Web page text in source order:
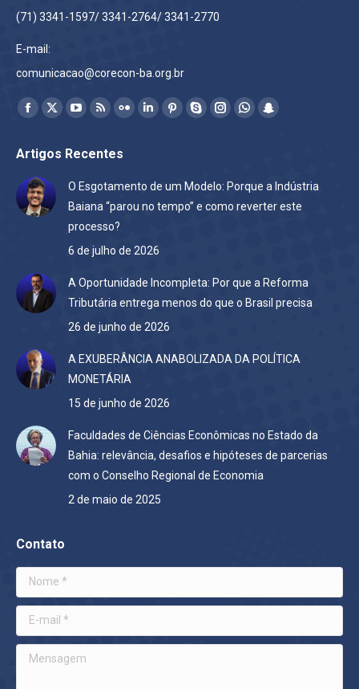
(71) 3341-1597/ 3341-2764/ 3341-2770
E-mail:
comunicacao@corecon-ba.org.br
Encontre-nos em:
Facebook
opens
in
new
window
X
opens
new
window
YouTube
opens
in
new
window
Rss
opens
in
new
window
FlickrLinkedin
in
new
Pinterest
new
SkypeInstagram
in
Whatsapp
new
Snapchat
in
Artigos Recentes
O Esgotamento de um Modelo: Porque a Indústria
Baiana “parou no tempo” e como reverter este
processo?
6 de julho de 2026
A Oportunidade Incompleta: Por que a Reforma
Tributária entrega menos do que o Brasil precisa
26 de junho de 2026
A EXUBERÂNCIA ANABOLIZADA DA POLÍTICA
MONETÁRIA
15 de junho de 2026
Faculdades de Ciências Econômicas no Estado da
Bahia: relevância, desafios e hipóteses de parcerias
com o Conselho Regional de Economia
2 de maio de 2025
Contato
Nome *
E-mail *
Mensagem